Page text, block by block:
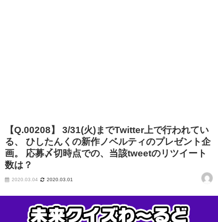
【Q.00208】 3/31(火)までTwitter上で行われてい
る、 ひしたんくの新作ノベルティのプレゼント企
画。 応募〆切時点での、当該tweetのリツイート
数は？
2020.03.04 2020.03.01